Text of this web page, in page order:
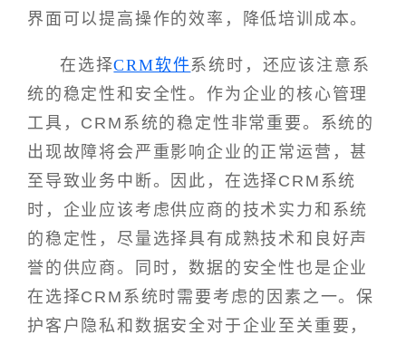
界面可以提高操作的效率，降低培训成本。
在选择CRM软件系统时，还应该注意系
统的稳定性和安全性。作为企业的核心管理
工具，CRM系统的稳定性非常重要。系统的
出现故障将会严重影响企业的正常运营，甚
至导致业务中断。因此，在选择CRM系统
时，企业应该考虑供应商的技术实力和系统
的稳定性，尽量选择具有成熟技术和良好声
誉的供应商。同时，数据的安全性也是企业
在选择CRM系统时需要考虑的因素之一。保
护客户隐私和数据安全对于企业至关重要，